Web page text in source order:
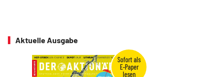
Aktuelle Ausgabe